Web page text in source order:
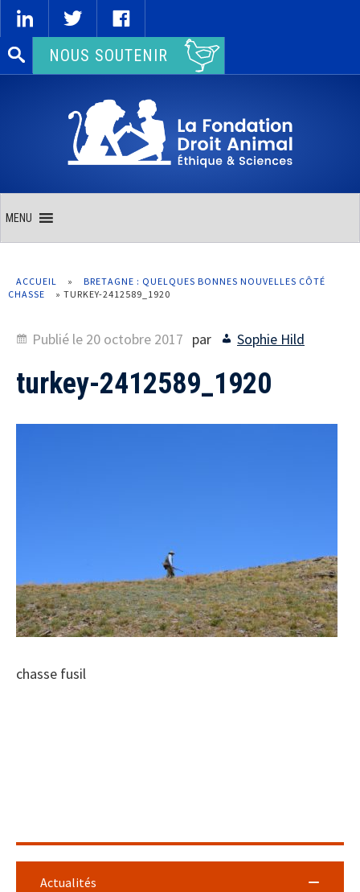
Rechercher :NOUS SOUTENIR
MENU
ACCUEIL »
BRETAGNE : QUELQUES BONNES NOUVELLES CÔTÉ
CHASSE
» TURKEY-2412589_1920
Publié le 20 octobre 2017 par Sophie Hild
turkey-2412589_1920
chasse fusil
Actualités